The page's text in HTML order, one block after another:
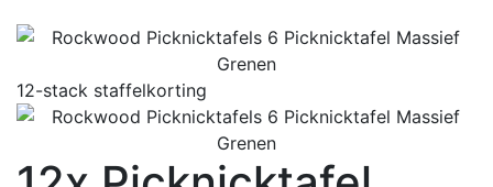
12-stack staffelkorting